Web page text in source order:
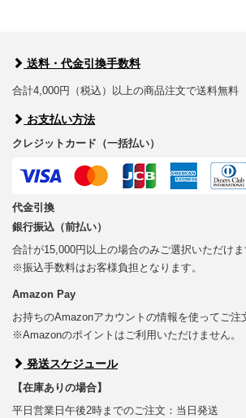
送料・代金引換手数料
合計4,000円（税込）以上の商品注文で送料無料
お支払い方法
クレジットカード（一括払い）
代金引換
銀行振込（前払い）
合計が15,000円以上の場合のみご選択いただけま
※振込手数料はお客様負担となります。
Amazon Pay
お持ちのAmazonアカウントの情報を使ってご注
※Amazonのポイントはご利用いただけません。
発送スケジュール
【在庫ありの場合】
平日営業日午後2時までのご注文：当日発送